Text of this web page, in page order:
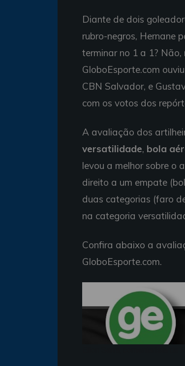
Diante de dois
rubro-negros, Hernane
terminar no 1 a 1?
GloboEsporte.com
CBN Salvador, e
com os votos dos
A avaliação dos
versatilidade, bola
levou a melhor sobre o
direito a um empate
duas categorias (faro
na categoria
Confira abaixo a
GloboEsporte.com.